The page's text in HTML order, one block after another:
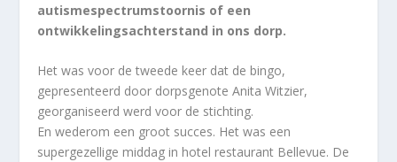
autismespectrumstoornis of een
ontwikkelingsachterstand in ons dorp.
Het was voor de tweede keer dat de bingo,
gepresenteerd door dorpsgenote Anita Witzier,
georganiseerd werd voor de stichting.
En wederom een groot succes. Het was een
supergezellige middag in hotel restaurant Bellevue. De